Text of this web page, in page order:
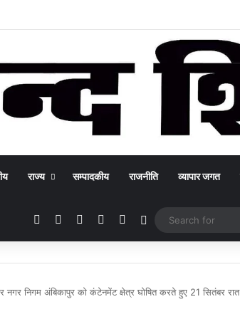
राज्य सम्पादकीय राजनीति व्यापार जगत
Facebook YouTubeInstagramWhatsApp
Switch skin
नगर निगम अंबिकापुर को कंटेनमेंट क्षेत्र घोषित करते हुए 21 सितंबर